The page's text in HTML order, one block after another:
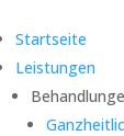
Startseite
Leistungen